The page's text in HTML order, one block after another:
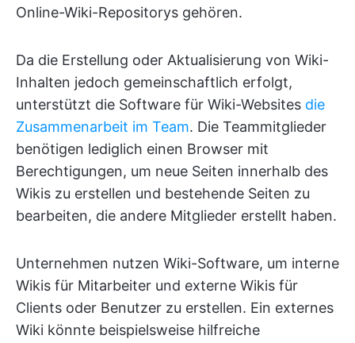
Online-Wiki-Repositorys gehören.
Da die Erstellung oder Aktualisierung von Wiki-
Inhalten jedoch gemeinschaftlich erfolgt,
unterstützt die Software für Wiki-Websites die
Zusammenarbeit im Team. Die Teammitglieder
benötigen lediglich einen Browser mit
Berechtigungen, um neue Seiten innerhalb des
Wikis zu erstellen und bestehende Seiten zu
bearbeiten, die andere Mitglieder erstellt haben.
Unternehmen nutzen Wiki-Software, um interne
Wikis für Mitarbeiter und externe Wikis für
Clients oder Benutzer zu erstellen. Ein externes
Wiki könnte beispielsweise hilfreiche